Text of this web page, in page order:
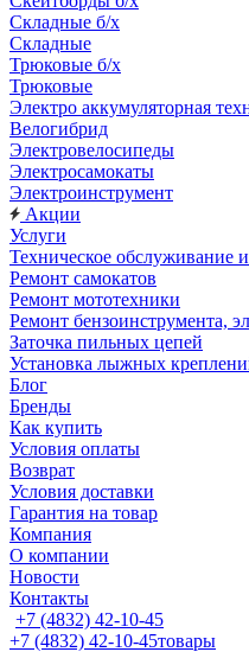
Складные б/х
Складные
Трюковые б/х
Трюковые
Электро аккумуляторная
Велогибрид
Электровелосипеды
Электросамокаты
Электроинструмент
Акции
Услуги
Техническое обслуживание
Ремонт самокатов
Ремонт мототехники
Ремонт бензоинструмента,
Заточка пильных цепей
Установка лыжных
Блог
Бренды
Как купить
Условия оплаты
Возврат
Условия доставки
Гарантия на товар
Компания
О компании
Новости
Контакты
+7 (4832) 42-10-45
+7 (4832) 42-10-45товары